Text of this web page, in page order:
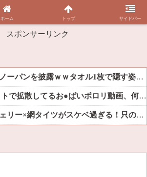
スポンサーリンク
秋元真夏、ノーブラノーパンを披露ｗｗタオル1枚で隠す姿がほぼA●女優・・
【ポロリ悲話】 ネットで拡散してるお●ぱいポロリ動画、何故か叩かれる・・・
影山優佳、赤ランジェリー×網タイツがスケベ過ぎる！只の痴女だろ・・・
ホーム トップ サイドバー